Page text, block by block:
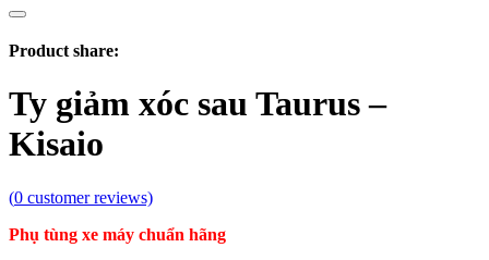
Product share:
Ty giảm xóc sau Taurus –
Kisaio
(0 customer reviews)
Phụ tùng xe máy chuẩn hãng